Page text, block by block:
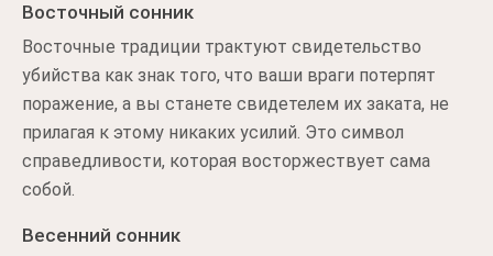
Восточный сонник
Восточные традиции трактуют свидетельство
убийства как знак того, что ваши враги потерпят
поражение, а вы станете свидетелем их заката, не
прилагая к этому никаких усилий. Это символ
справедливости, которая восторжествует сама
собой.
Весенний сонник